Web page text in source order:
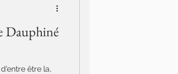
Dauphiné
être la,